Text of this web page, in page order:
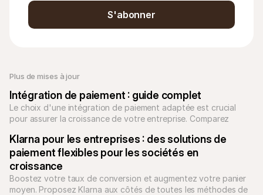
Plus de mises à jour
Intégration de paiement : guide complet
Le choix d'une intégration de paiement adaptée est crucial
pour assurer la croissance de votre entreprise. Comparez
Klarna pour les entreprises : des solutions de
paiement flexibles pour les sociétés en
croissance
Boostez votre taux de conversion et augmentez votre panier
moyen. Proposez Klarna aux côtés de toutes les méthodes de
S'abonner